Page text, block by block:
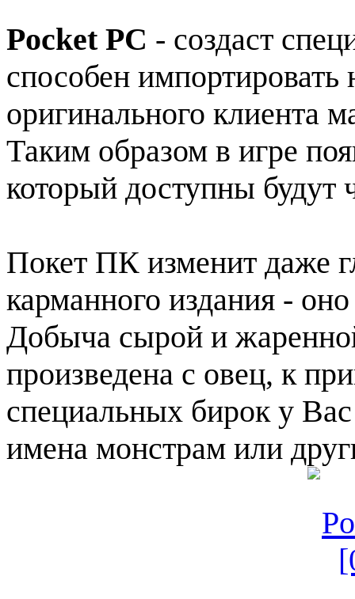
Pocket PC - создаст
способен
оригинального клиента
Таким образом в игре
который доступны будут
Покет ПК изменит даже
карманного издания -
Добыча сырой и
произведена с овец, к
специальных бирок у
имена монстрам или